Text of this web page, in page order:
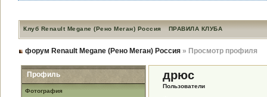
Клуб Renault Megane (Рено Меган) Россия ПРАВИЛА КЛУБА
форум Renault Megane (Рено Меган) Россия » Просмотр профиля
Профиль
Фотография
дрюс
Пользователи